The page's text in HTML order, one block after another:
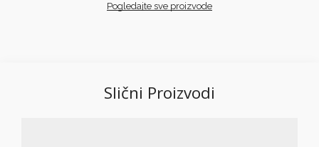
Pogledajte sve proizvode
Slični Proizvodi